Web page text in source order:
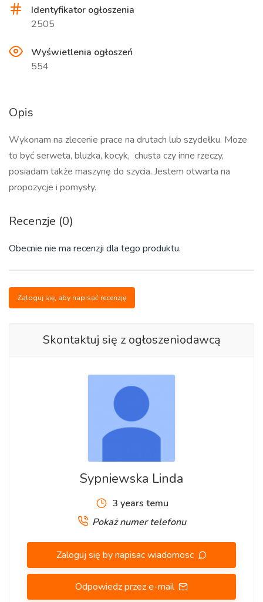
Identyfikator ogłoszenia
2505
Wyświetlenia ogłoszeń
554
Opis
Wykonam na zlecenie prace na drutach lub szydełku. Moze
to być serweta, bluzka, kocyk, chusta czy inne rzeczy,
posiadam także maszynę do szycia. Jestem otwarta na
propozycje i pomysły.
Recenzje (0)
Obecnie nie ma recenzji dla tego produktu.
Zaloguj się, aby napisać recenzję
Skontaktuj się z ogłoszeniodawcą
Sypniewska Linda
3 years temu
Pokaż numer telefonu
Zaloguj się by napisac wiadomosc
Odpowiedz przez e-mail